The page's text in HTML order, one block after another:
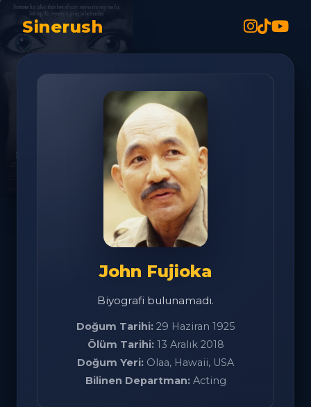
Sinerush
John Fujioka
Biyografi bulunamadı.
Doğum Tarihi: 29 Haziran 1925
Ölüm Tarihi:13 Aralık 2018
Doğum Yeri: Olaa, Hawaii, USA
Bilinen Departman:Acting